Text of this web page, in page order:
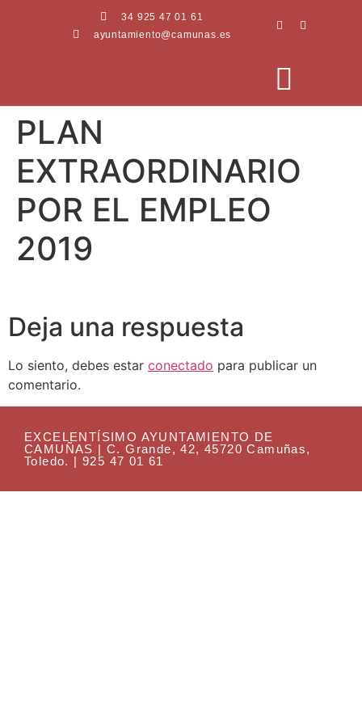
34 925 47 01 61
ayuntamiento@camunas.es
PLAN
EXTRAORDINARIO
POR EL EMPLEO
2019
Deja una respuesta
Lo siento, debes estar conectado para publicar un
comentario.
EXCELENTÍSIMO AYUNTAMIENTO DE
CAMUÑAS | C. Grande, 42, 45720 Camuñas,
Toledo. | 925 47 01 61